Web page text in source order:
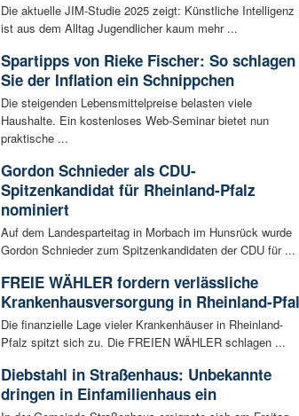
Die aktuelle JIM-Studie 2025 zeigt: Künstliche Intelligenz
ist aus dem Alltag Jugendlicher kaum mehr ...
Spartipps von Rieke Fischer: So schlagen
Sie der Inflation ein Schnippchen
Die steigenden Lebensmittelpreise belasten viele
Haushalte. Ein kostenloses Web-Seminar bietet nun
praktische ...
Gordon Schnieder als CDU-
Spitzenkandidat für Rheinland-Pfalz
nominiert
Auf dem Landesparteitag in Morbach im Hunsrück wurde
Gordon Schnieder zum Spitzenkandidaten der CDU für ...
FREIE WÄHLER fordern verlässliche
Krankenhausversorgung in Rheinland-
Die finanzielle Lage vieler Krankenhäuser in Rheinland-
Pfalz spitzt sich zu. Die FREIEN WÄHLER schlagen ...
Diebstahl in Straßenhaus: Unbekannte
dringen in Einfamilienhaus ein